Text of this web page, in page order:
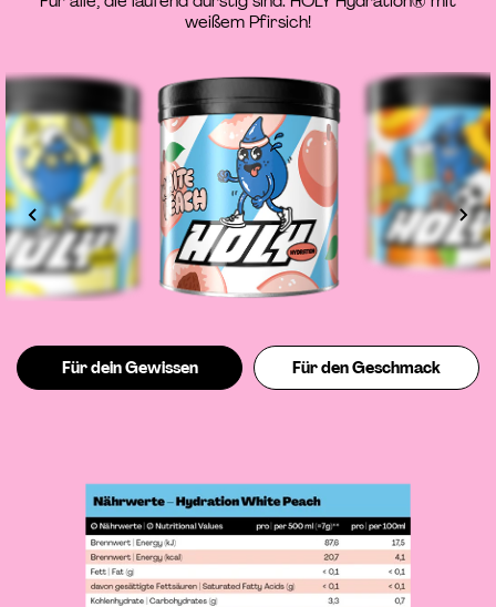
weißem Pfirsich!
Für dein Gewissen Für den Geschmack